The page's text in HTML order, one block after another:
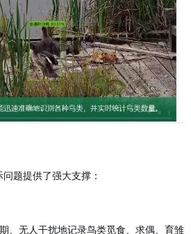
题提供了强大支撑：
期、无人干扰地记录鸟类觅食、求偶、育雏